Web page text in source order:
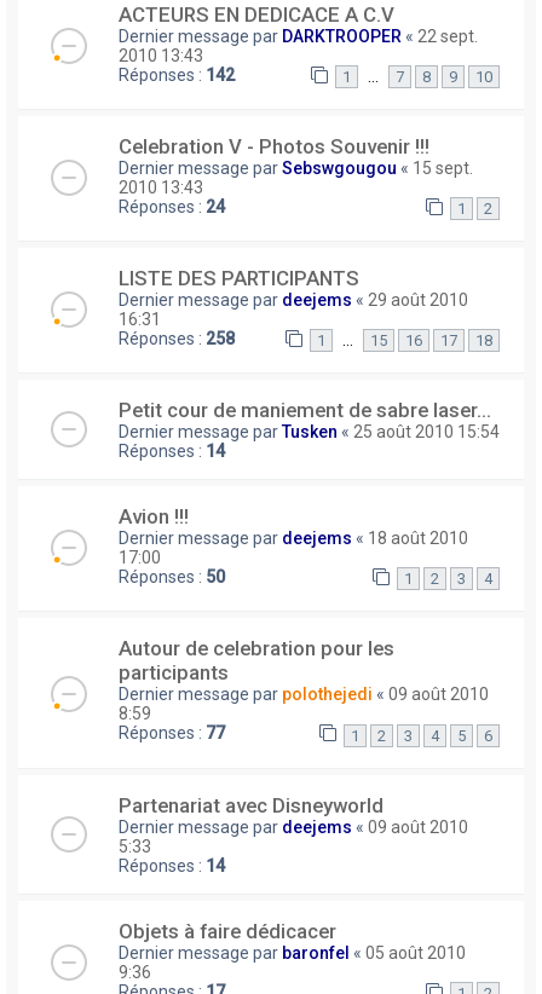
ACTEURS EN DEDICACE A C.V
Dernier message par DARKTROOPER « 22 sept.
2010 13:43
Réponses : 142 1 7 8 9 10
Celebration V - Photos Souvenir !!!
Dernier message parSebswgougou « 15 sept.
2010 13:43
Réponses : 24 1 2
LISTE DES PARTICIPANTS
Dernier message par deejems « 29 août 2010
16:31
Réponses : 258 1 … 15 16 17 18
Petit cour de maniement de sabre laser...
Dernier message parTusken « 25 août 2010 15:54
Réponses : 14
Avion !!!
Dernier message par deejems « 18 août 2010
17:00
Réponses : 50 1 2 3 4
Autour de celebration pour les
participants
Dernier message par polothejedi « 09 août 2010
8:59
Réponses : 77 1 2 3 4 5 6
Partenariat avec Disneyworld
Dernier message par deejems « 09 août 2010
5:33
Réponses : 14
Objets à faire dédicacer
Dernier message par baronfel « 05 août 2010
9:36